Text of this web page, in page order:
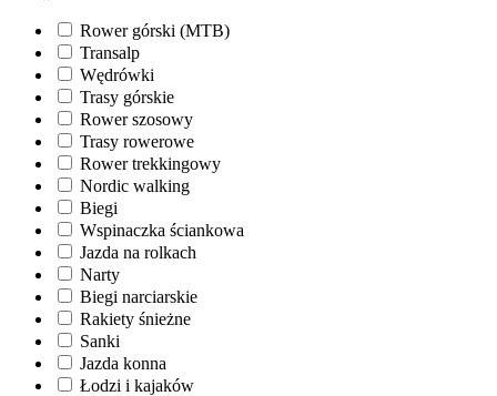
Rower górski (MTB)
Transalp
Wędrówki
Trasy górskie
Rower szosowy
Trasy rowerowe
Rower trekkingowy
Nordic walking
Biegi
Wspinaczka ściankowa
Jazda na rolkach
Narty
Biegi narciarskie
Rakiety śnieżne
Sanki
Jazda konna
Łodzi i kajaków